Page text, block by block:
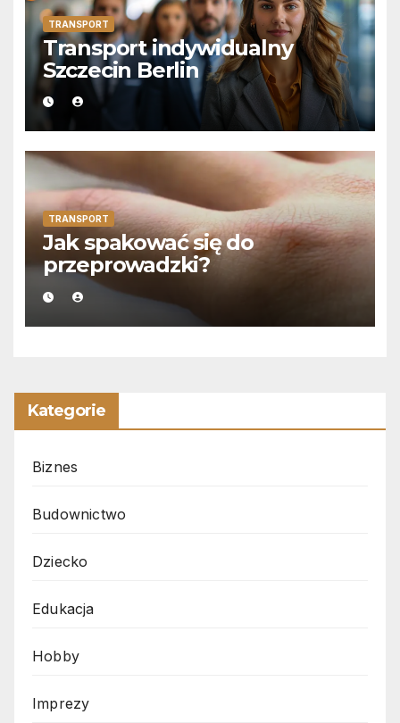
TRANSPORT
Transport indywidualny
Szczecin Berlin
TRANSPORT
Jak spakować się do
przeprowadzki?
Kategorie
Biznes
Budownictwo
Dziecko
Edukacja
Hobby
Imprezy